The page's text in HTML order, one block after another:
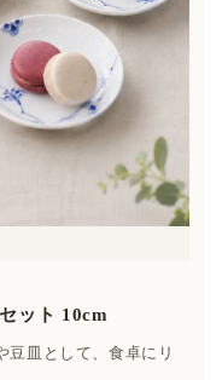
ット 10cm
豆皿として、食卓にリ